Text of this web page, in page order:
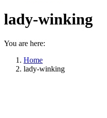
lady-winking
You are here:
Home
lady-winking